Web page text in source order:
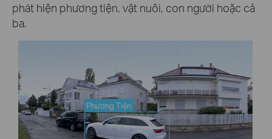
phát hiện phương tiện, vật nuôi, con người hoặc cả
ba.
Phương Tiện